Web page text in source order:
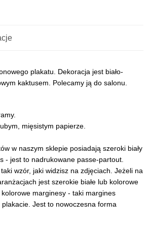
plakatu. Dekoracja jest biało-
kaktusem. Polecamy ją do salonu.
mięsistym papierze.
w naszym sklepie posiadają szeroki biały
- jest to nadrukowane passe-partout.
wzór, jaki widzisz na zdjęciach. Jeżeli na
jest szerokie białe lub kolorowe
kolorowe marginesy - taki margines
Jest to nowoczesna forma